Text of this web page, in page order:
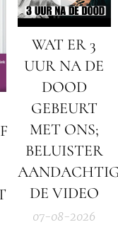
WAT ER 3
UUR NA DE
DOOD
GEBEURT
MET ONS;
BELUISTER
DE VIDEO
07-08-2026